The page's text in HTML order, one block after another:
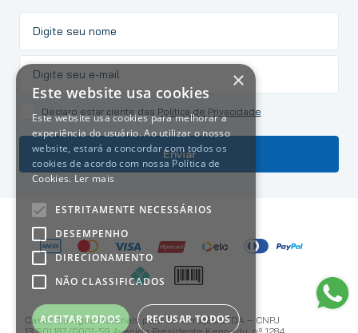
Declaro estar ciente das Política de Privacidade
Enviar
Casas Da Água Materiais para Construção LTDA – CNPJ
×
Este website usa cookies
Este website usa cookies para melhorar a
experiência do usuário. Ao utilizar o nosso
website, estará a concordar com todos os
cookies de acordo com nossa Política de
Cookies. Ler mais
ESTRITAMENTE NECESSÁRIOS
DESEMPENHO
DIRECIONAMENTO
NÃO CLASSIFICADOS
ACEITAR TODOS RECUSAR TODOS